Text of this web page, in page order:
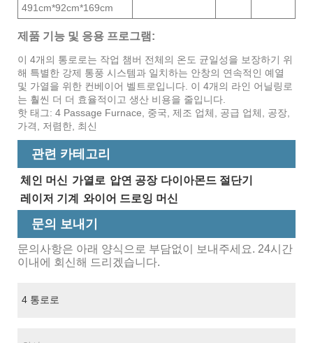
491cm*92cm*169cm
제품 기능 및 응용 프로그램:
이 4개의 통로로는 작업 챔버 전체의 온도 균일성을 보장하기 위
해 특별한 강제 통풍 시스템과 일치하는 안창의 연속적인 예열
및 가열을 위한 컨베이어 벨트로입니다. 이 4개의 라인 어닐링로
는 훨씬 더 더 효율적이고 생산 비용을 줄입니다.
핫 태그: 4 Passage Furnace, 중국, 제조 업체, 공급 업체, 공장,
가격, 저렴한, 최신
관련 카테고리
체인 머신 가열로 압연 공장 다이아몬드 절단기
레이저 기계
와이어 드로잉 머신
문의 보내기
문의사항은 아래 양식으로 부담없이 보내주세요. 24시간
이내에 회신해 드리겠습니다.